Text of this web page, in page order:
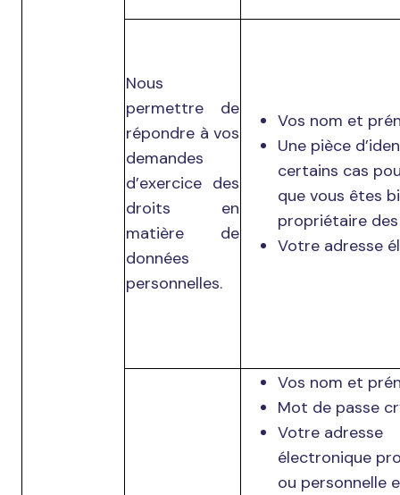
Nous
permettre de
répondre à vos
demandes
d’exercice des
droits en
matière de
données
personnelles.
Vos nom et
Une pièce
certains cas
que vous êtes
propriétaire
Votre adresse
Vos nom et
Mot de passe
Votre adresse
électronique
ou personnelle